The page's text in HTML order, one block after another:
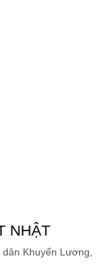
NHẬT
Khuyến Lương,